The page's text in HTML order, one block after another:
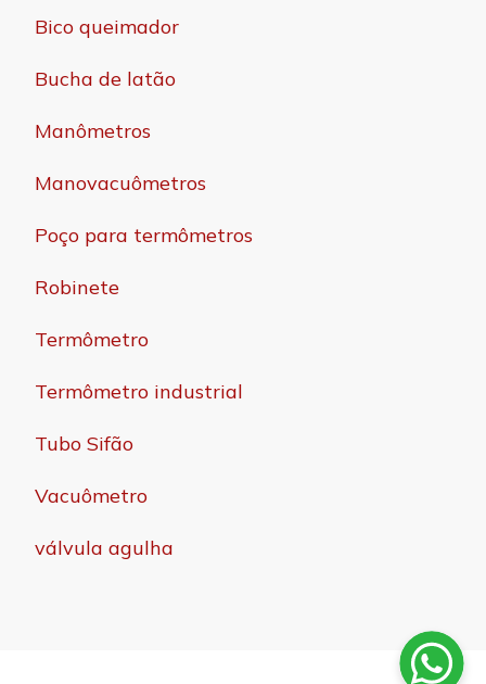
Bico queimador
Bucha de latão
Manômetros
Manovacuômetros
Poço para termômetros
Robinete
Termômetro
Termômetro industrial
Tubo Sifão
Vacuômetro
válvula agulha